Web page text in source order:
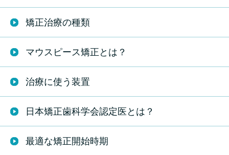
矯正治療の種類
マウスピース矯正とは？
治療に使う装置
日本矯正歯科学会認定医とは？
最適な矯正開始時期